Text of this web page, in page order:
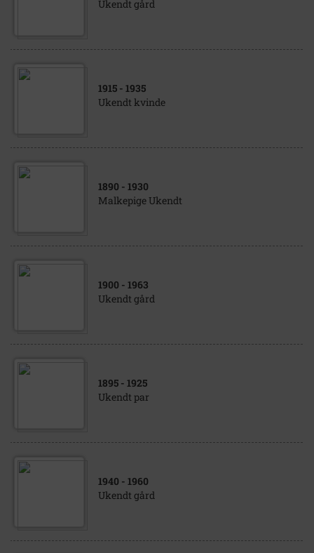
Ukendt gård
1915 - 1935
Ukendt kvinde
1890 - 1930
Malkepige Ukendt
1900 - 1963
Ukendt gård
1895 - 1925
Ukendt par
1940 - 1960
Ukendt gård